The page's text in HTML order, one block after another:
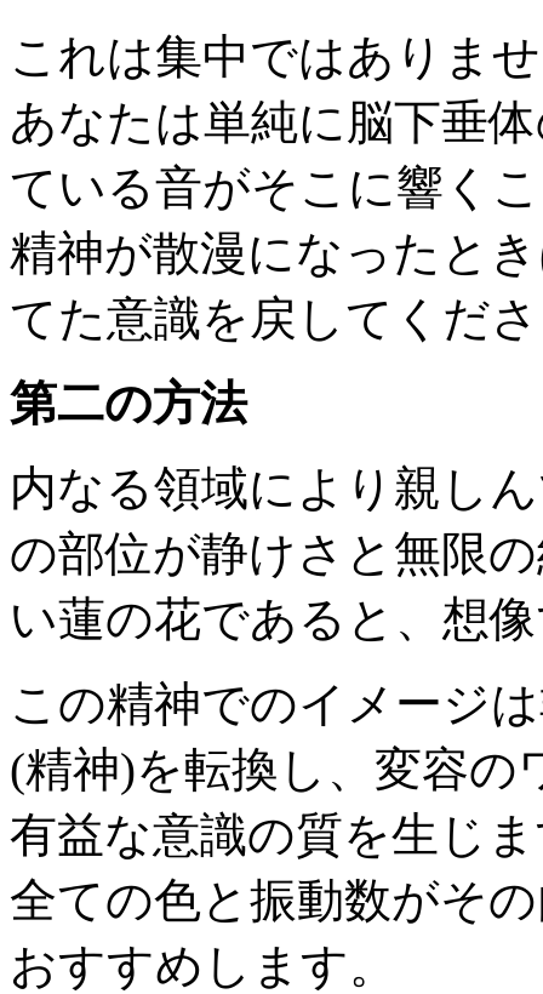
これは集中ではありま
あなたは単純に脳下垂
ている音がそこに響く
精神が散漫になったと
てた意識を戻してくだ
第二の方法
内なる領域により親し
の部位が静けさと無限
い蓮の花であると、想
この精神でのイメージ
(精神)を転換し、変容の
有益な意識の質を生じ
全ての色と振動数がそ
おすすめします。